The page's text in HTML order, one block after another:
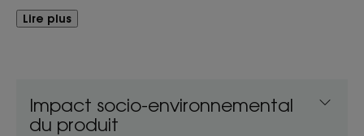
fruité de pêche. Formulé pour un usage fréquent,
le Shampoing Démêlant aux propriétés
cheveux sont hydratés et protégés, ils retrouvent
toute leur brillance et leur douceur*.
Lire plus
Impact socio-environnemental
du produit